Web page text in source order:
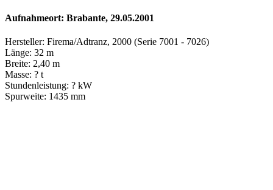
Aufnahmeort: Brabante, 29.05.2001
Hersteller: Firema/Adtranz, 2000 (Serie 7001 - 7026)
Länge: 32 m
Breite: 2,40 m
Masse: ? t
Stundenleistung: ? kW
Spurweite: 1435 mm